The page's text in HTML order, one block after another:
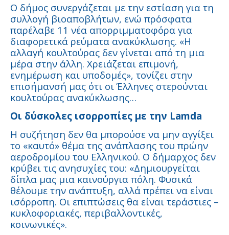
Ο δήμος συνεργάζεται με την εστίαση για τη
συλλογή βιοαποβλήτων, ενώ πρόσφατα
παρέλαβε 11 νέα απορριμματοφόρα για
διαφορετικά ρεύματα ανακύκλωσης. «Η
αλλαγή κουλτούρας δεν γίνεται από τη μια
μέρα στην άλλη. Χρειάζεται επιμονή,
ενημέρωση και υποδομές», τονίζει στην
επισήμανσή μας ότι οι Έλληνες στερούνται
κουλτούρας ανακύκλωσης…
Οι δύσκολες ισορροπίες με την Lamda
Η συζήτηση δεν θα μπορούσε να μην αγγίξει
το «καυτό» θέμα της ανάπλασης του πρώην
αεροδρομίου του Ελληνικού. Ο δήμαρχος δεν
κρύβει τις ανησυχίες του: «Δημιουργείται
δίπλα μας μια καινούργια πόλη. Φυσικά
θέλουμε την ανάπτυξη, αλλά πρέπει να είναι
ισόρροπη. Οι επιπτώσεις θα είναι τεράστιες –
κυκλοφοριακές, περιβαλλοντικές,
κοινωνικές».